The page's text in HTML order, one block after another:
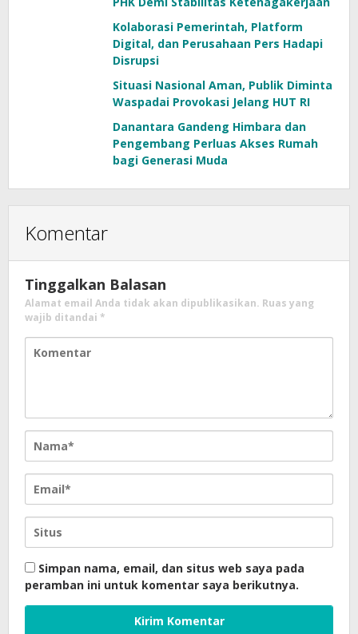
Kolaborasi Pemerintah, Platform
Digital, dan Perusahaan Pers Hadapi
Disrupsi
Situasi Nasional Aman, Publik Diminta
Waspadai Provokasi Jelang HUT RI
Danantara Gandeng Himbara dan
Pengembang Perluas Akses Rumah
bagi Generasi Muda
Komentar
Tinggalkan Balasan
Alamat email Anda tidak akan dipublikasikan. Ruas yang
wajib ditandai *
Simpan nama, email, dan situs web saya pada
peramban ini untuk komentar saya berikutnya.